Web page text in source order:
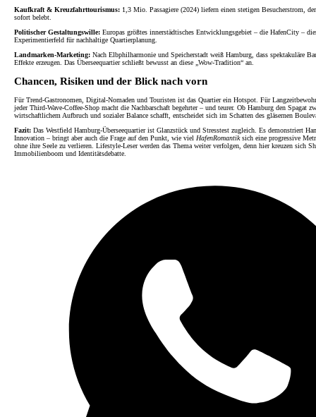
Kaufkraft & Kreuzfahrttourismus: 1,3 Mio. Passagiere (2024) liefern einen stetigen Besucherstrom,
sofort belebt.
Politischer Gestaltungswille: Europas größtes innerstädtisches Entwicklungsgebiet – die HafenCity –
Experimentierfeld für nachhaltige Quartierplanung.
Landmarken-Marketing: Nach Elbphilharmonie und Speicherstadt weiß Hamburg, dass spektakuläre
Effekte erzeugen. Das Überseequartier schließt bewusst an diese „Wow-Tradition“ an.
Chancen, Risiken und der Blick nach vorn
Für Trend-Gastronomen, Digital-Nomaden und Touristen ist das Quartier ein Hotspot. Für
jeder Third-Wave-Coffee-Shop macht die Nachbarschaft begehrter – und teurer. Ob Hamburg den Spagat
wirtschaftlichem Aufbruch und sozialer Balance schafft, entscheidet sich im Schatten des gläsernen
Fazit: Das Westfield Hamburg-Überseequartier ist Glanzstück und Stresstest zugleich. Es demonstriert
Innovation – bringt aber auch die Frage auf den Punkt, wie viel HafenRomantiksich eine progressive
ohne ihre Seele zu verlieren. Lifestyle-Leser werden das Thema weiter verfolgen, denn hier kreuzen sich
Immobilienboom und Identitätsdebatte.